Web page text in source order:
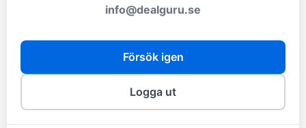
info@dealguru.se
Försök igen
Logga ut